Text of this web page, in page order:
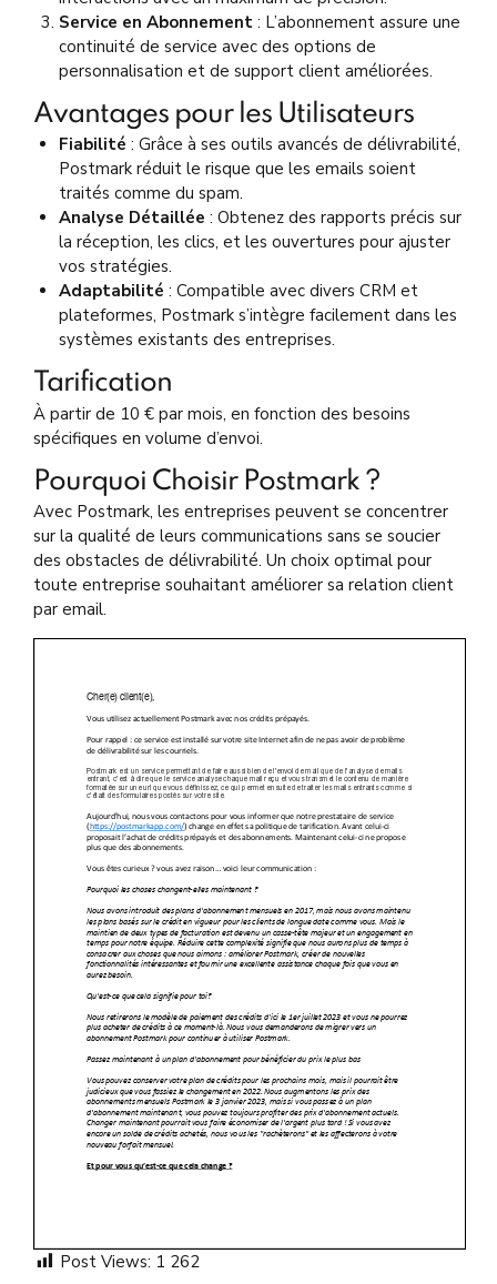
Service en Abonnement: L’abonnement assure une
continuité de service avec des options de
personnalisation et de support client améliorées.
Avantages pour les Utilisateurs
Fiabilité : Grâce à ses outils avancés de délivrabilité,
Postmark réduit le risque que les emails soient
traités comme du spam.
Analyse Détaillée : Obtenez des rapports précis sur
la réception, les clics, et les ouvertures pour ajuster
vos stratégies.
Adaptabilité : Compatible avec divers CRM et
plateformes, Postmark s’intègre facilement dans les
systèmes existants des entreprises.
Tarification
À partir de 10 € par mois, en fonction des besoins
spécifiques en volume d’envoi.
Pourquoi Choisir Postmark ?
Avec Postmark, les entreprises peuvent se concentrer
sur la qualité de leurs communications sans se soucier
des obstacles de délivrabilité. Un choix optimal pour
toute entreprise souhaitant améliorer sa relation client
par email.
Post Views: 1 262